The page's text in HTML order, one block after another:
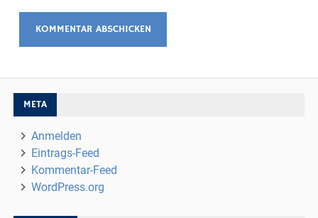
META
Anmelden
Eintrags-Feed
Kommentar-Feed
WordPress.org